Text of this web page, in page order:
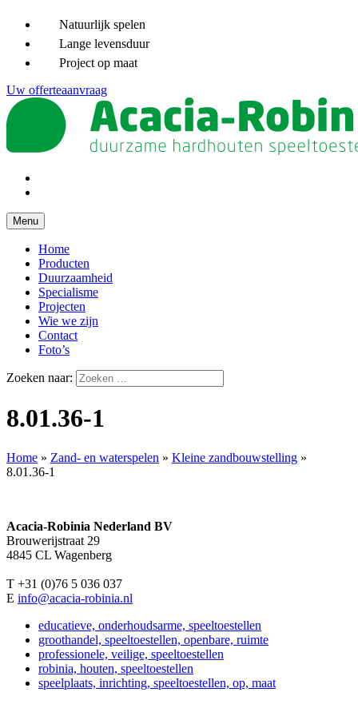
Natuurlijk spelen
Lange levensduur
Project op maat
Uw offerteaanvraag
Menu
Home
Producten
Duurzaamheid
Specialisme
Projecten
Wie we zijn
Contact
Foto’s
Zoeken naar:
8.01.36-1
Home » Zand- en waterspelen » Kleine zandbouwstelling »
8.01.36-1
Acacia-Robinia Nederland BV
Brouwerijstraat 29
4845 CL Wagenberg
T +31 (0)76 5 036 037
E info@acacia-robinia.nl
educatieve, onderhoudsarme, speeltoestellen
groothandel, speeltoestellen, openbare, ruimte
professionele, veilige, speeltoestellen
robinia, houten, speeltoestellen
speelplaats, inrichting, speeltoestellen, op, maat